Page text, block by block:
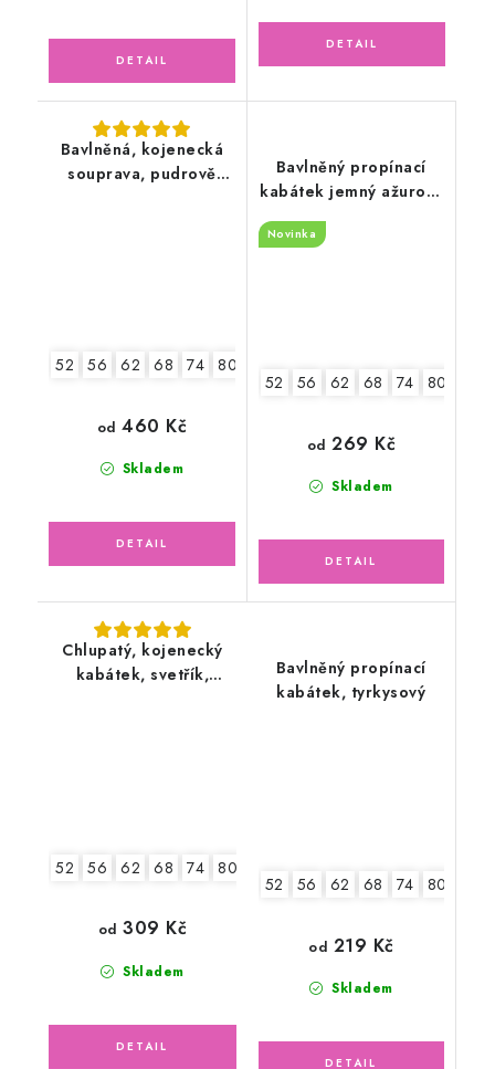
Bavlněná, kojenecká
souprava, pudrově
52 56 62 68 74 80
Skladem
od 460 Kč
Bavlněný propínací
kabátek jemný ažurový
Novinka
52 56 62 68 74 80
Skladem
od 269 Kč
Chlupatý, kojenecký
kabátek, svetřík,
52 56 62 68 74 80
Skladem
od 309 Kč
Bavlněný propínací
kabátek, tyrkysový
52 56 62 68 74 80
Skladem
od 219 Kč